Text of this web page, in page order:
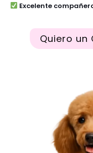
Excelente
Quiero un